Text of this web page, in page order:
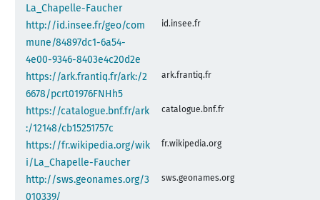
La_Chapelle-Faucher
http://id.insee.fr/geo/com
mune/84897dc1-6a54-
4e00-9346-8403e4c20d2e
id.insee.fr
https://ark.frantiq.fr/ark:/2
6678/pcrt01976FNHh5
ark.frantiq.fr
https://catalogue.bnf.fr/ark
:/12148/cb15251757c
catalogue.bnf.fr
https://fr.wikipedia.org/wik
i/La_Chapelle-Faucher
fr.wikipedia.org
http://sws.geonames.org/3
010339/
sws.geonames.org